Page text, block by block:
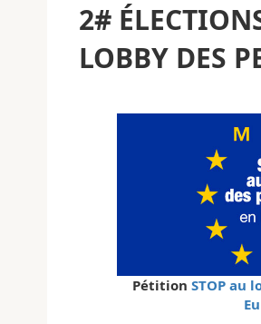
2#
LOBBY DES
Pétition STOP au